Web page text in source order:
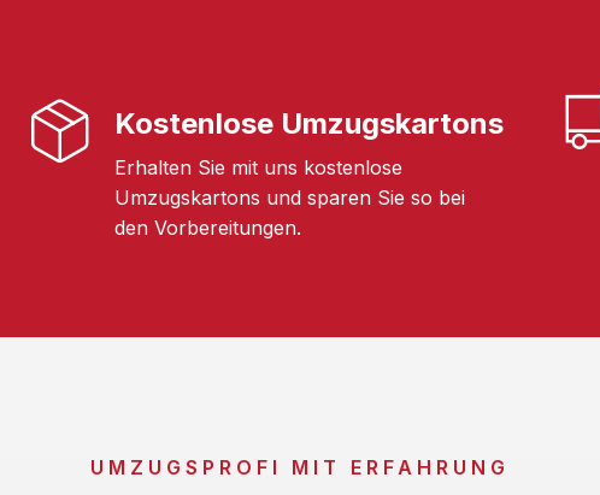
Kostenlose Umzugskartons
Erhalten Sie mit uns kostenlose
Umzugskartons und sparen Sie so bei
den Vorbereitungen.
UMZUGSPROFI MIT ERFAHRUNG